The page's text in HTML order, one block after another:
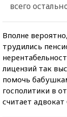
всего
Вполне
трудились
лицензий так
помочь
госполитики в
считает